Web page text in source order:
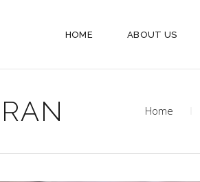
HOME ABOUT US
Home